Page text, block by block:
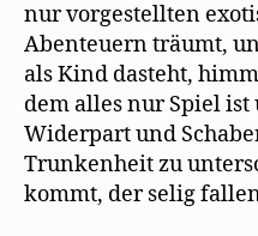
nur vorgestellten
Abenteuern träumt,
als Kind dasteht,
dem alles nur Spiel
Widerpart und
Trunkenheit zu
kommt, der selig